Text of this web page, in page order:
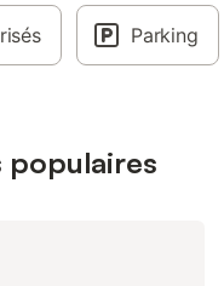
Parking
populaires